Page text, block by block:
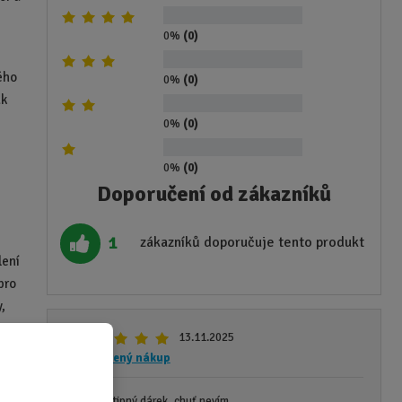
0% (0)
0% (0)
0% (0)
0% (0)
Doporučení od zákazníků
1 zákazníků doporučuje tento produkt
13.11.2025
Ověřený nákup